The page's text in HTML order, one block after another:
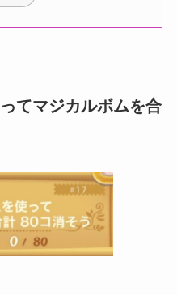
てマジカルボムを合